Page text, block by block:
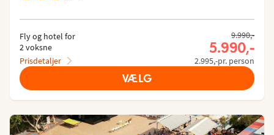
Fly og hotel for
2 voksne
Prisdetaljer
9.990,-
5.990,-
2.995,-pr. person
VÆLG